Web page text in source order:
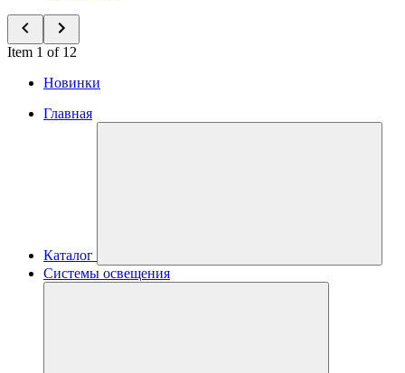
Item 1 of 12
Новинки
Главная
Каталог
Системы освещения